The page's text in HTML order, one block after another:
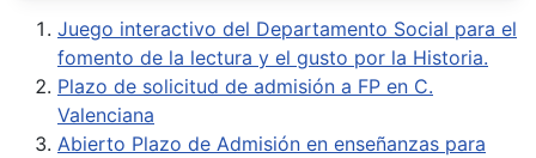
Juego interactivo del Departamento Social para el
fomento de la lectura y el gusto por la Historia.
Plazo de solicitud de admisión a FP en C.
Valenciana
Abierto Plazo de Admisión en enseñanzas para